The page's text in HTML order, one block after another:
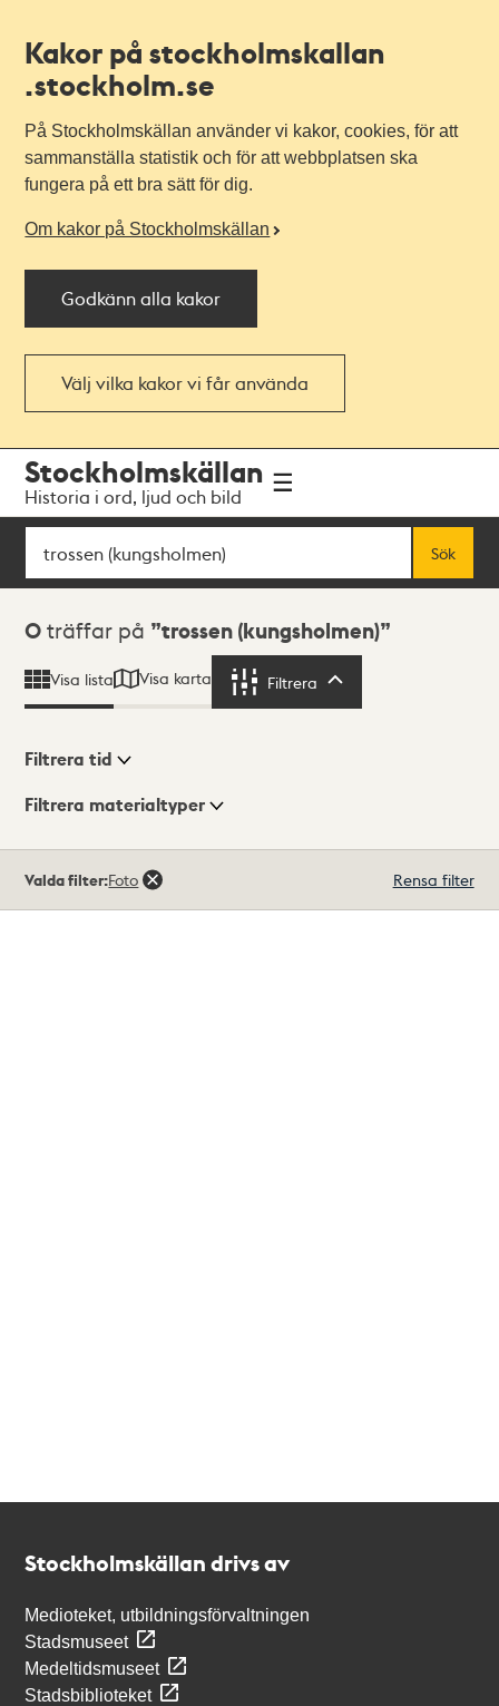
Kakor på stockholmskallan
.stockholm.se
På Stockholmskällan använder vi kakor, cookies, för att
sammanställa statistik och för att webbplatsen ska
fungera på ett bra sätt för dig.
Om kakor på Stockholmskällan
Godkänn alla kakor
Välj vilka kakor vi får använda
navigationen
huvudinnehållet
Stockholmskällan
Historia i ord, ljud och bild
Sök
Sök
Sökresultat
0 träffar på trossen (kungsholmen)
Visa lista Visa karta Filtrera
Visningsläge
Filtrera tid
Filtrera materialtyper
träffar
Valda filter:Foto Rensa filter
Stockholmskällan drivs av
Medioteket, utbildningsförvaltningen
Stadsmuseet
Medeltidsmuseet
Stadsbiblioteket